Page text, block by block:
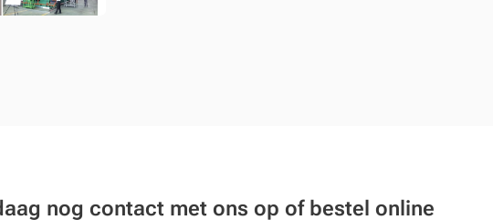
nog contact met ons op of bestel online